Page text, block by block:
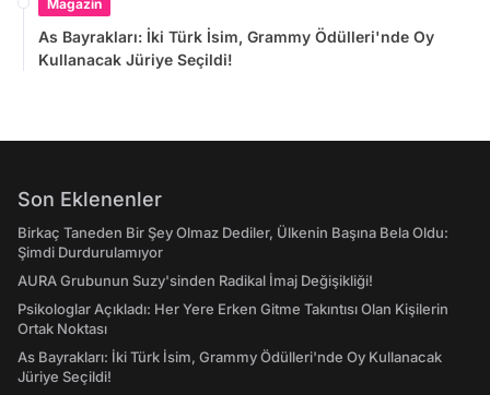
Magazin
As Bayrakları: İki Türk İsim, Grammy Ödülleri'nde Oy
Kullanacak Jüriye Seçildi!
Son Eklenenler
Birkaç Taneden Bir Şey Olmaz Dediler, Ülkenin Başına Bela Oldu:
Şimdi Durdurulamıyor
AURA Grubunun Suzy'sinden Radikal İmaj Değişikliği!
Psikologlar Açıkladı: Her Yere Erken Gitme Takıntısı Olan Kişilerin
Ortak Noktası
As Bayrakları: İki Türk İsim, Grammy Ödülleri'nde Oy Kullanacak
Jüriye Seçildi!